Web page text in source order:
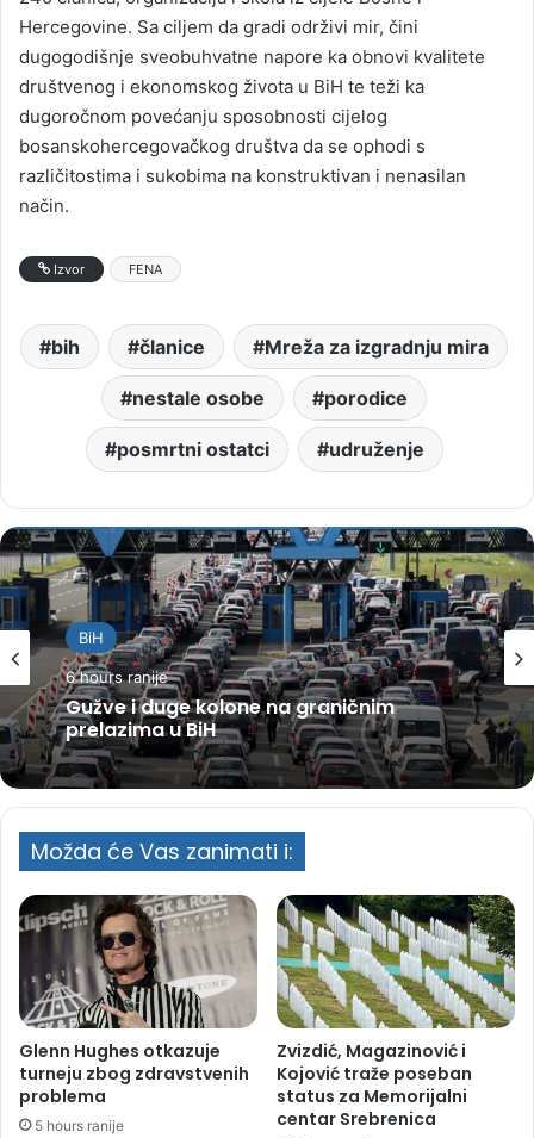
Hercegovine. Sa ciljem da gradi održivi mir, čini
dugogodišnje sveobuhvatne napore ka obnovi kvalitete
društvenog i ekonomskog života u BiH te teži ka
dugoročnom povećanju sposobnosti cijelog
bosanskohercegovačkog društva da se ophodi s
različitostima i sukobima na konstruktivan i nenasilan
način.
Izvor FENA
bih članice Mreža za izgradnju mira
nestale osobe porodice
posmrtni ostatci udruženje
BiH
6 hours ranije
Gužve i duge kolone na graničnim
prelazima u BiH
Možda će Vas zanimati i:
Glenn Hughes otkazuje
turneju zbog zdravstvenih
problema
5 hours ranije
Zvizdić, Magazinović i
Kojović traže poseban
status za Memorijalni
centar Srebrenica